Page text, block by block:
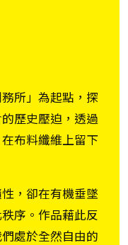
所」為起點，探
歷史壓迫，透過
布料纖維上留下
，卻在有機垂墜
序。作品藉此反
處於全然自由的